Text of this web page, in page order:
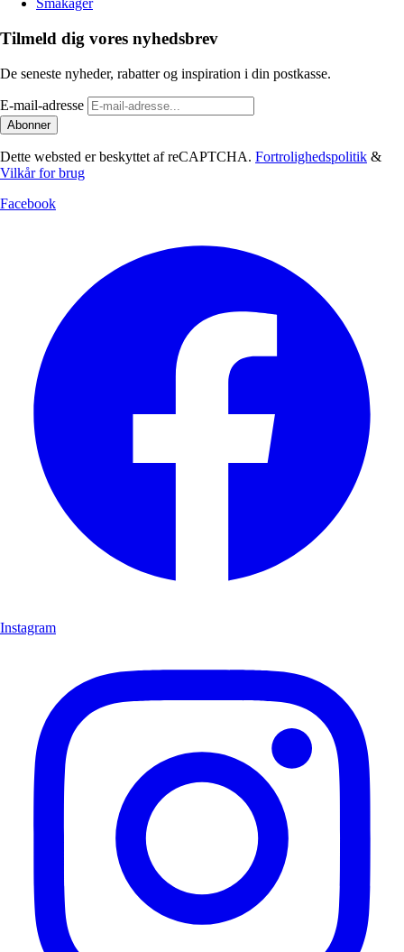
Småkager
Tilmeld dig vores nyhedsbrev
De seneste nyheder, rabatter og inspiration i din postkasse.
E-mail-adresse
Abonner
Dette websted er beskyttet af reCAPTCHA. Fortrolighedspolitik &
Vilkår for brug
Facebook
Instagram